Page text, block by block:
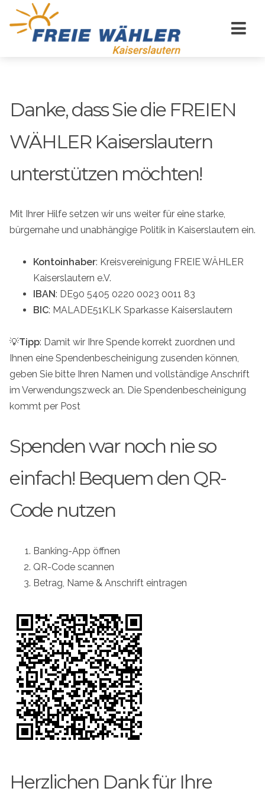
Danke, dass Sie die FREIEN
WÄHLER Kaiserslautern
unterstützen möchten!
Mit Ihrer Hilfe setzen wir uns weiter für eine starke,
bürgernahe und unabhängige Politik in Kaiserslautern ein.
Kontoinhaber: Kreisvereinigung FREIE WÄHLER
Kaiserslautern e.V.
IBAN: DE90 5405 0220 0023 0011 83
BIC: MALADE51KLK Sparkasse Kaiserslautern
💡Tipp: Damit wir Ihre Spende korrekt zuordnen und
Ihnen eine Spendenbescheinigung zusenden können,
geben Sie bitte Ihren Namen und vollständige Anschrift
im Verwendungszweck an. Die Spendenbescheinigung
kommt per Post
Spenden war noch nie so
einfach! Bequem den QR-
Code nutzen
Banking-App öffnen
QR-Code scannen
Betrag, Name & Anschrift eintragen
Herzlichen Dank für Ihre